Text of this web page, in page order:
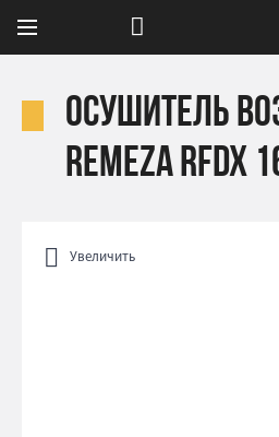
Осушитель
Remeza RFDx
Увеличить